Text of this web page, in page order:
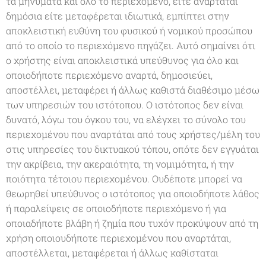
δημόσια είτε μεταφέρεται ιδιωτικά, εμπίπτει στην
αποκλειστική ευθύνη του φυσικού ή νομικού προσώπου
από το οποίο το περιεχόμενο πηγάζει. Αυτό σημαίνει ότι
ο χρήστης είναι αποκλειστικά υπεύθυνος για όλο και
οποιοδήποτε περιεχόμενο αναρτά, δημοσιεύει,
αποστέλλει, μεταφέρει ή άλλως καθιστά διαθέσιμο μέσω
των υπηρεσιών του ιστότοπου. Ο ιστότοπος δεν είναι
δυνατό, λόγω του όγκου του, να ελέγχει το σύνολο του
περιεχομένου που αναρτάται από τους χρήστες/μέλη του
στις υπηρεσίες του δικτυακού τόπου, οπότε δεν εγγυάται
την ακρίβεια, την ακεραιότητα, τη νομιμότητα, ή την
ποιότητα τέτοιου περιεχομένου. Ουδέποτε μπορεί να
θεωρηθεί υπεύθυνος ο ιστότοπος για οποιοδήποτε λάθος
ή παραλείψεις σε οποιοδήποτε περιεχόμενο ή για
οποιαδήποτε βλάβη ή ζημία που τυχόν προκύψουν από τη
χρήση οποιουδήποτε περιεχομένου που αναρτάται,
αποστέλλεται, μεταφέρεται ή άλλως καθίσταται